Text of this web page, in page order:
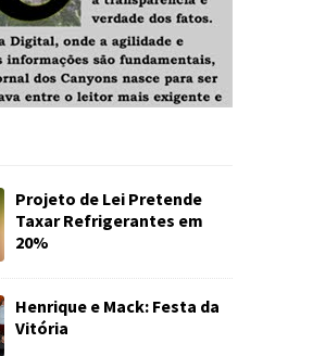
Projeto de Lei Pretende
Taxar Refrigerantes em
20%
Henrique e Mack: Festa da
Vitória